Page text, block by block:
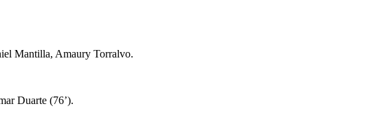
Mantilla, Amaury Torralvo.
Duarte (76’).